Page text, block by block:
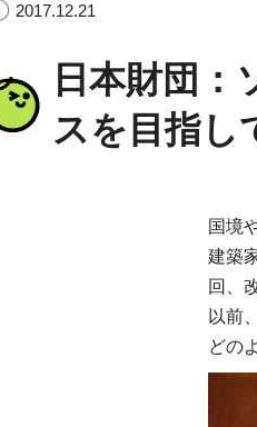
2017.12.21
日本財団
スを目指し
国境
建築
回、
以前
どの